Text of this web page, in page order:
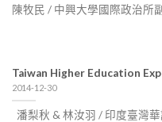
陳牧民 / 中興大學國際政治所
Taiwan Higher Education
2014-12-30
潘梨秋 & 林汝羽 / 印度臺灣